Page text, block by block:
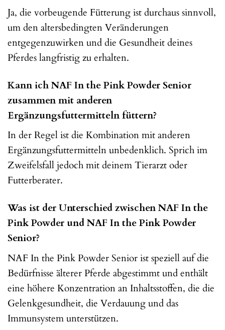
Ja, die vorbeugende Fütterung ist durchaus sinnvoll,
um den altersbedingten Veränderungen
entgegenzuwirken und die Gesundheit deines
Pferdes langfristig zu erhalten.
Kann ich NAF In the Pink Powder Senior
zusammen mit anderen
Ergänzungsfuttermitteln füttern?
In der Regel ist die Kombination mit anderen
Ergänzungsfuttermitteln unbedenklich. Sprich im
Zweifelsfall jedoch mit deinem Tierarzt oder
Futterberater.
Was ist der Unterschied zwischen NAF In the
Pink Powder und NAF In the Pink Powder
Senior?
NAF In the Pink Powder Senior ist speziell auf die
Bedürfnisse älterer Pferde abgestimmt und enthält
eine höhere Konzentration an Inhaltsstoffen, die die
Gelenkgesundheit, die Verdauung und das
Immunsystem unterstützen.